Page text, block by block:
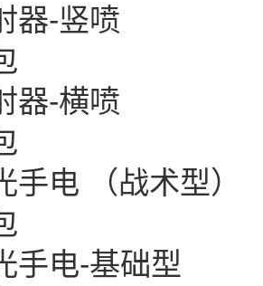
器-竖喷
器-横喷
手电 （战术型）
手电-基础型